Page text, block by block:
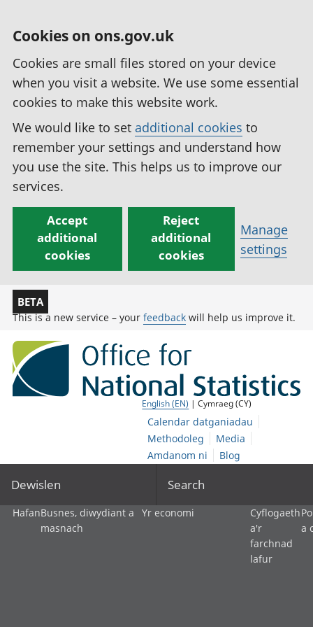
Cookies on ons.gov.uk
Cookies are small files stored on your device
when you visit a website. We use some essential
cookies to make this website work.
We would like to set additional cookies to
remember your settings and understand how
you use the site. This helps us to improve our
services.
Accept
additional
cookies
Reject
additional
cookies
Manage
settings
BETA
This is a new service – your feedback will help us improve it.
English (EN) | Cymraeg (CY)
Calendar datganiadau
Methodoleg
Media
Amdanom ni
Blog
Dewislen Search
HafanBusnes, diwydiant a
masnach
Yr economi
Cyflogaeth
a'r
farchnad
lafur
a